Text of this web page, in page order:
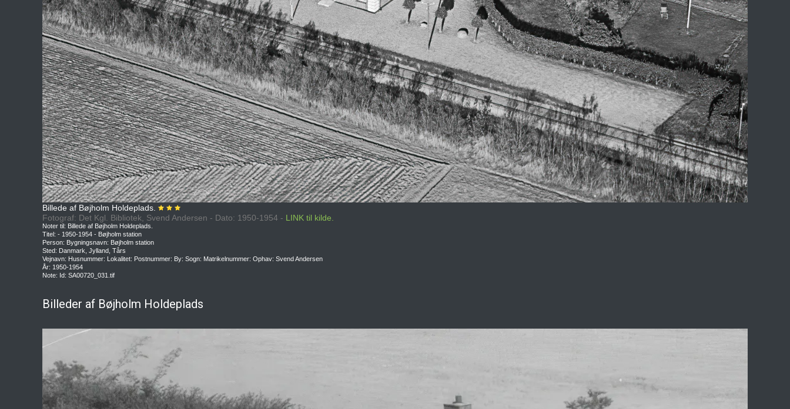
Billede af Bøjholm Holdeplads.
Fotograf: Det Kgl. Bibliotek, Svend Andersen - Dato: 1950-1954 - LINK til kilde.
Noter til: Billede af Bøjholm Holdeplads.
Titel: - 1950-1954 - Bøjholm station
Person: Bygningsnavn: Bøjholm station
Sted: Danmark, Jylland, Tårs
Vejnavn: Husnummer: Lokalitet: Postnummer: By: Sogn: Matrikelnummer: Ophav: Svend Andersen
År: 1950-1954
Note: Id: SA00720_031.tif
Billeder af Bøjholm Holdeplads